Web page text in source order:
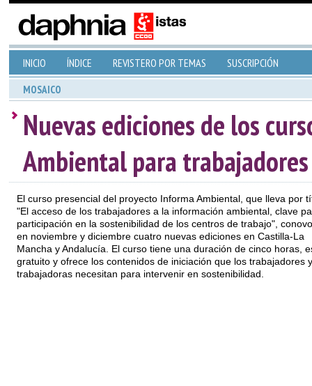
INICIO ÍNDICE REVISTERO POR TEMAS SUSCRIPCIÓN
MOSAICO
Nuevas ediciones de los
Ambiental para trabajadores
El curso presencial del proyecto Informa Ambiental, que lleva por
"El acceso de los trabajadores a la información ambiental, clave
participación en la sostenibilidad de los centros de trabajo",
en noviembre y diciembre cuatro nuevas ediciones en Castilla-La
Mancha y Andalucía. El curso tiene una duración de cinco horas,
gratuito y ofrece los contenidos de iniciación que los trabajadores y
trabajadoras necesitan para intervenir en sostenibilidad.